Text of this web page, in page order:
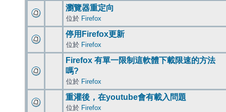
瀏覽器重定向
位於 Firefox
停用Firefox更新
位於 Firefox
Firefox 有單一限制這軟體下載限速的方法
嗎?
位於 Firefox
重灌後，在youtube會有載入問題
位於 Firefox